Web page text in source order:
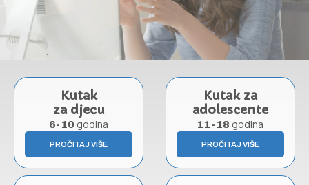
Kutak
za djecu
6-10 godina
PROČITAJ VIŠE
Kutak za
adolescente
11-18 godina
PROČITAJ VIŠE